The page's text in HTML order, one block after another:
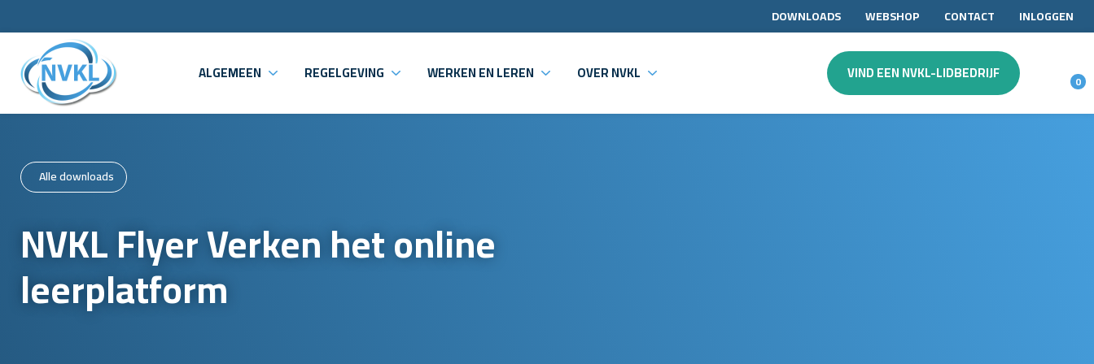
DOWNLOADS WEBSHOP CONTACT INLOGGEN
ALGEMEEN REGELGEVING WERKEN EN LEREN OVER NVKL VIND EEN NVKL-LIDBEDRIJF 0
Alle downloads
NVKL Flyer Verken het online
leerplatform